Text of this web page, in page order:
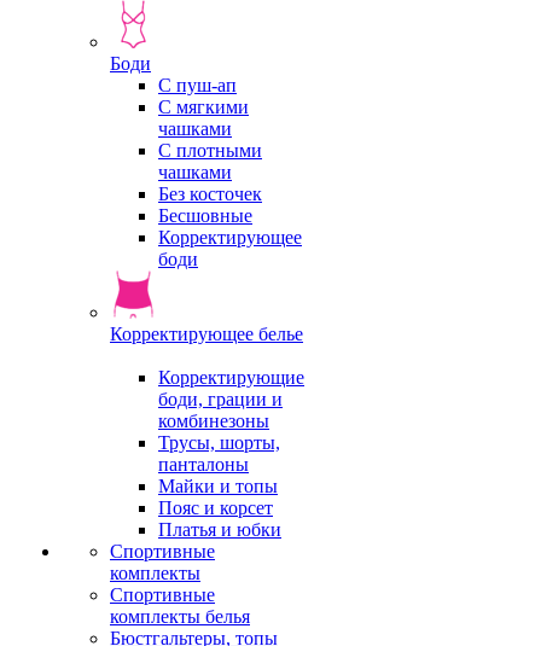
Боди
С пуш-ап
С мягкими
чашками
С плотными
чашками
Без косточек
Бесшовные
Корректирующее
боди
Корректирующее белье
Корректирующие
боди, грации и
комбинезоны
Трусы, шорты,
панталоны
Майки и топы
Пояс и корсет
Платья и юбки
Спортивные
комплекты
Спортивные
комплекты белья
Бюстгальтеры, топы